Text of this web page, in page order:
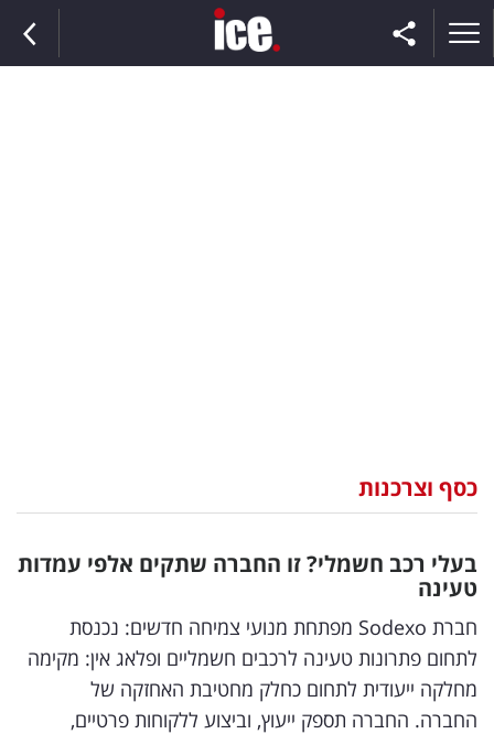
וצרכנות
דיגיטל
וטק
שיווק
ופרסום
כסף וצרכנות
בעלי רכב חשמלי? זו החברה שתקים אלפי עמדות
טעינה
חברת Sodexo מפתחת מנועי צמיחה חדשים: נכנסת
לתחום פתרונות טעינה לרכבים חשמליים ופלאג אין: מקימה
מחלקה ייעודית לתחום כחלק מחטיבת האחזקה של
החברה. החברה תספק ייעוץ, וביצוע ללקוחות פרטיים,